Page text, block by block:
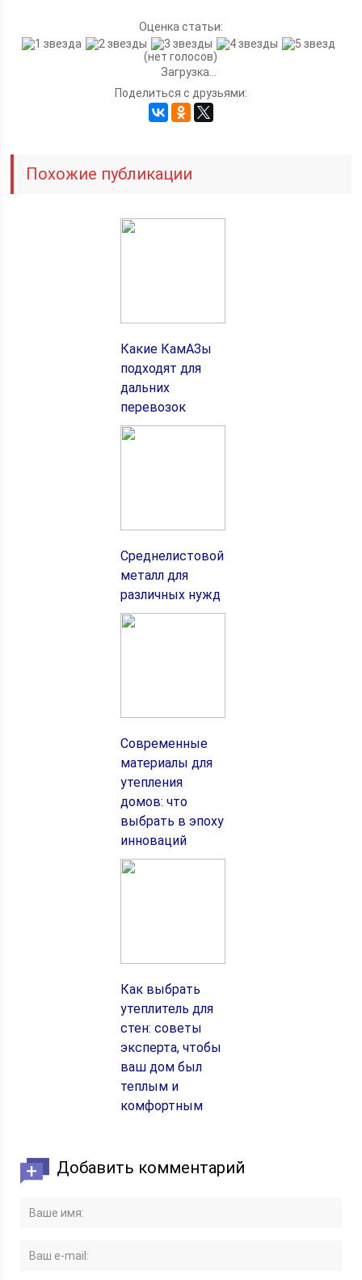
Оценка статьи:
(нет голосов)
Загрузка...
Поделиться с друзьями:
Похожие публикации
Какие КамАЗы
подходят для
дальних
перевозок
Среднелистовой
металл для
различных нужд
Современные
материалы для
утепления
домов: что
выбрать в эпоху
инноваций
Как выбрать
утеплитель для
стен: советы
эксперта, чтобы
ваш дом был
теплым и
комфортным
Добавить комментарий